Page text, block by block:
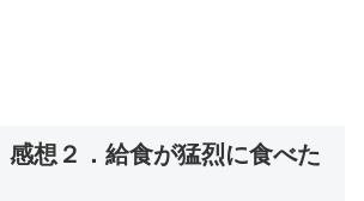
想２．給食が猛烈に食べた